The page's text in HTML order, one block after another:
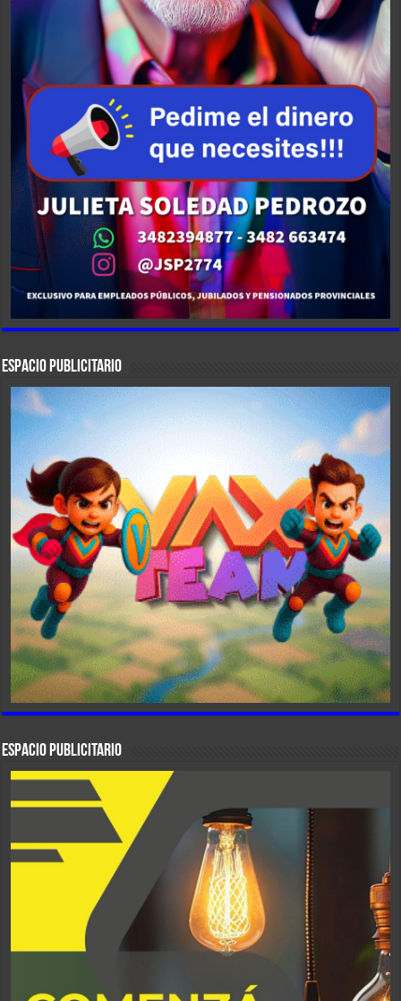
ESPACIO PUBLICITARIO
ESPACIO PUBLICITARIO